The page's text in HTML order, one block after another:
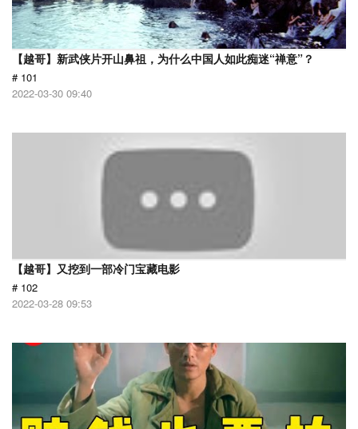
【越哥】新武侠片开山鼻祖，为什么中国人如此痴迷“禅意”？
# 101
2022-03-30 09:40
【越哥】又挖到一部冷门宝藏电影
# 102
2022-03-28 09:53